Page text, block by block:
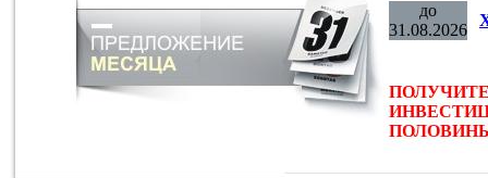
до
31.08.2026
ПОЛОВИНЫ